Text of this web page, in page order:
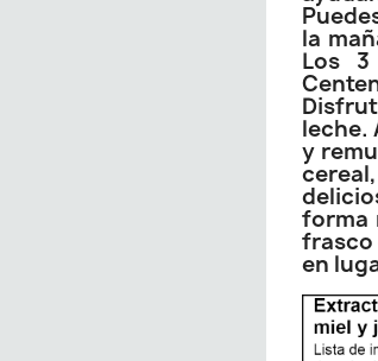
la
Los 3
leche.
y
forma
frasco
en